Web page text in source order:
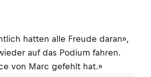
hatten alle Freude daran»,
auf das Podium fahren.
von Marc gefehlt hat.»